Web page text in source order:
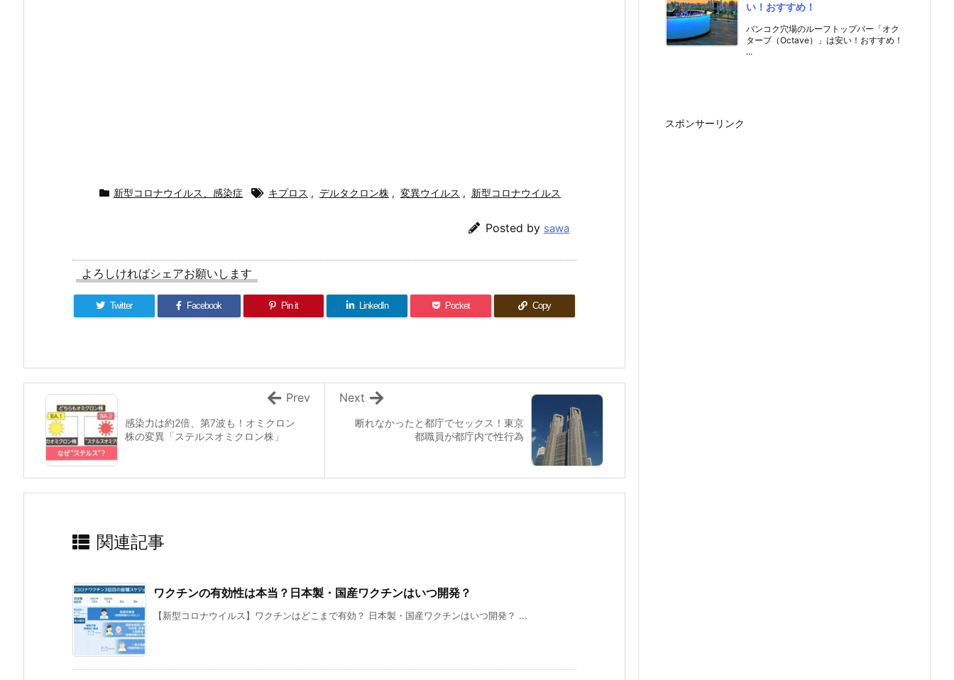
新型コロナウイルス、感染症 キプロス , デルタクロン株 , 変異ウイルス , 新型コロナウイルス
Posted by sawa
よろしければシェアお願いします
Twitter Facebook Pin it LinkedIn Pocket Copy
断れなかったと都庁でセックス！東京
都職員が都庁内で性行為
Next
感染力は約2倍、第7波も！オミクロン
株の変異「ステルスオミクロン株」
Prev
関連記事
ワクチンの有効性は本当？日本製・国産ワクチンはいつ開発？
【新型コロナウイルス】ワクチンはどこまで有効？ 日本製・国産ワクチンはいつ開発？ ...
い！おすすめ！
バンコク穴場のルーフトップバー「オク
ターブ（Octave）」は安い！おすすめ！
...
スポンサーリンク